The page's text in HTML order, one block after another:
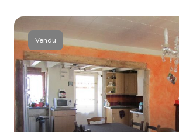
services
avis
clients
contact
Vendu